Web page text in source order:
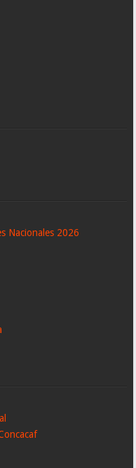
Nacionales 2026